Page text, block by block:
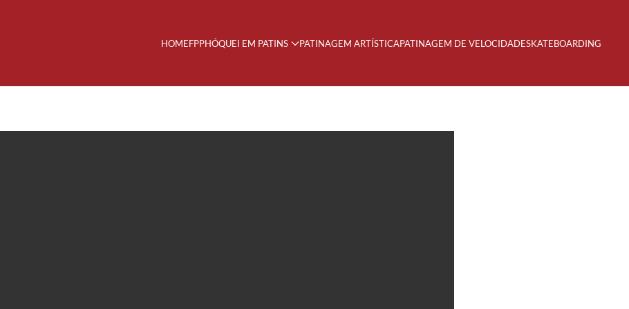
HOMEFPPHÓQUEI EM PATINS PATINAGEM ARTÍSTICAPATINAGEM DE VELOCIDADESKATEBOARDING